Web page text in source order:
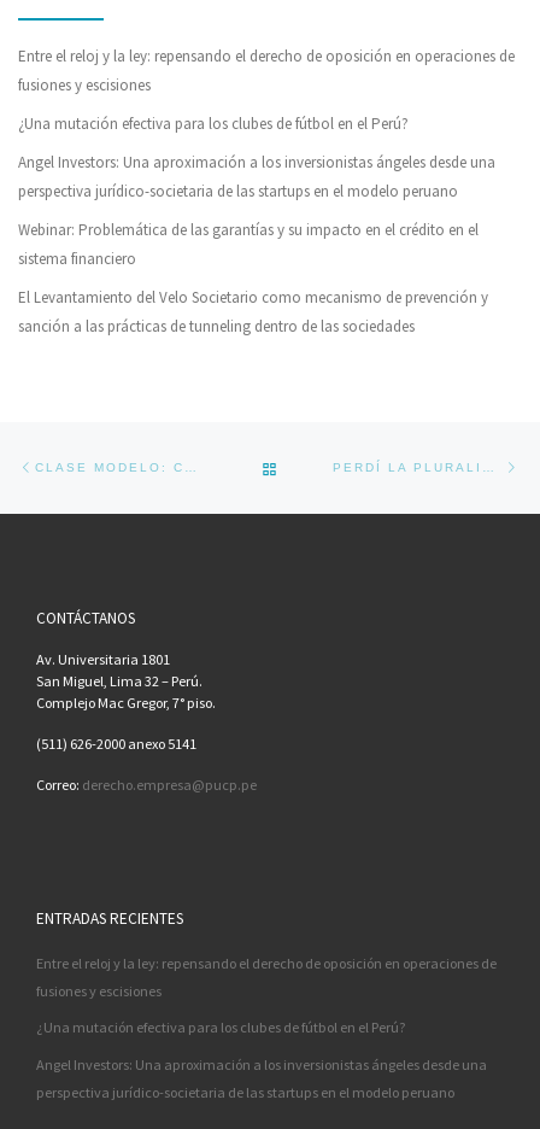
Entre el reloj y la ley: repensando el derecho de oposición en operaciones de
fusiones y escisiones
¿Una mutación efectiva para los clubes de fútbol en el Perú?
Angel Investors: Una aproximación a los inversionistas ángeles desde una
perspectiva jurídico-societaria de las startups en el modelo peruano
Webinar: Problemática de las garantías y su impacto en el crédito en el
sistema financiero
El Levantamiento del Velo Societario como mecanismo de prevención y
sanción a las prácticas de tunneling dentro de las sociedades
BACK TO POST LIST
CONTÁCTANOS
Av. Universitaria 1801
San Miguel, Lima 32 – Perú.
Complejo Mac Gregor, 7° piso.
(511) 626-2000 anexo 5141
Correo: derecho.empresa@pucp.pe
ENTRADAS RECIENTES
Entre el reloj y la ley: repensando el derecho de oposición en operaciones de
fusiones y escisiones
¿Una mutación efectiva para los clubes de fútbol en el Perú?
Angel Investors: Una aproximación a los inversionistas ángeles desde una
perspectiva jurídico-societaria de las startups en el modelo peruano